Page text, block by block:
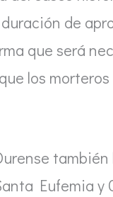
de
que será
los
Eufemia y